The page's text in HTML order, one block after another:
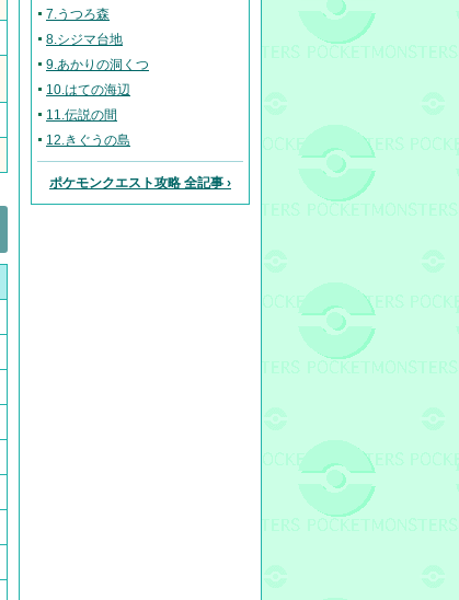
7.うつろ森
8.シジマ台地
9.あかりの洞くつ
10.はての海辺
11.伝説の間
12.きぐうの島
ポケモンクエスト攻略 全記事 ›